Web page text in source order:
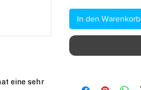
eine sehr
In den Warenkorb